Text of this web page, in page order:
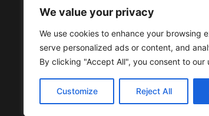
We value your privacy
We use cookies to enhance your browsing
serve personalized ads or content, and
By clicking "Accept All", you consent to our
Customize Reject All
In questi anni siamo passati attraverso
diversi stili, mantenendo costante la
voglia di esaudire i desideri del cliente.
Privacy Policy&Cookie Policy